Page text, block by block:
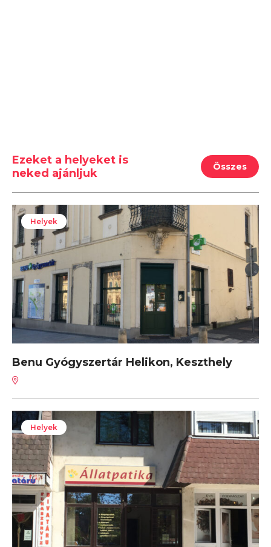
Ezeket a helyeket is
neked ajánljuk
Összes
Helyek
Benu Gyógyszertár Helikon, Keszthely
Helyek